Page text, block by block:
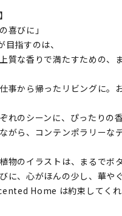
喜びに」
指すのは、
質な香りで満たすための、
事から帰ったリビングに。
れのシーンに、ぴったりの
がら、コンテンポラリーな
物のイラストは、まるでボ
に、心がほんの少し、華やぐ
Home は約束してくれ